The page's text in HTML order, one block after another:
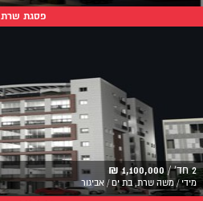
פסגת שרת
2 חד' / 1,100,000 ₪
מידי / משה שרת, בת ים / אביגור